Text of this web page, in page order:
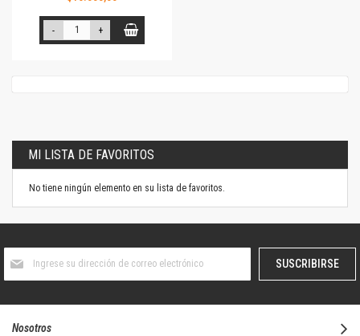
- +
MI LISTA DE FAVORITOS
No tiene ningún elemento en su lista de favoritos.
boletín
SUSCRIBIRSE
Nosotros